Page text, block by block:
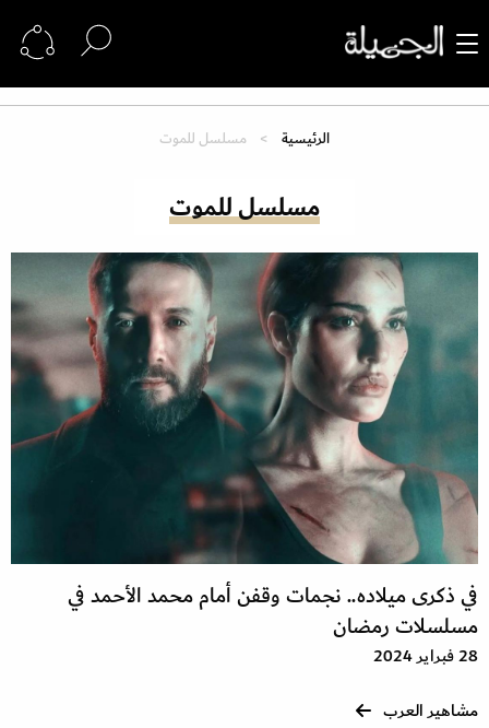
الرئيسية مسلسل للموت
مسلسل للموت
في ذكرى ميلاده.. نجمات وقفن أمام محمد الأحمد في
مسلسلات رمضان
28 فبراير 2024
مشاهير العرب